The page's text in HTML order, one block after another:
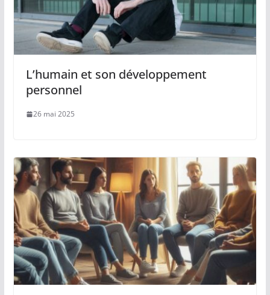
L’humain et son développement
personnel
26 mai 2025